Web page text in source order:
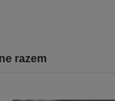
razem